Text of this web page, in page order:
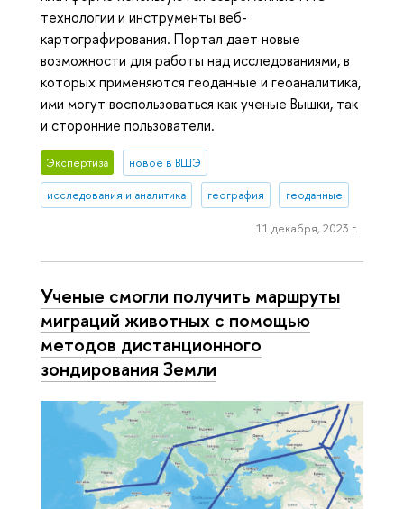
технологии и инструменты веб-
картографирования. Портал дает новые
возможности для работы над исследованиями, в
которых применяются геоданные и геоаналитика,
ими могут воспользоваться как ученые Вышки, так
и сторонние пользователи.
Экспертиза новое в ВШЭ
исследования и аналитика география геоданные
11 декабря, 2023 г.
Ученые смогли получить маршруты
миграций животных с помощью
методов дистанционного
зондирования Земли